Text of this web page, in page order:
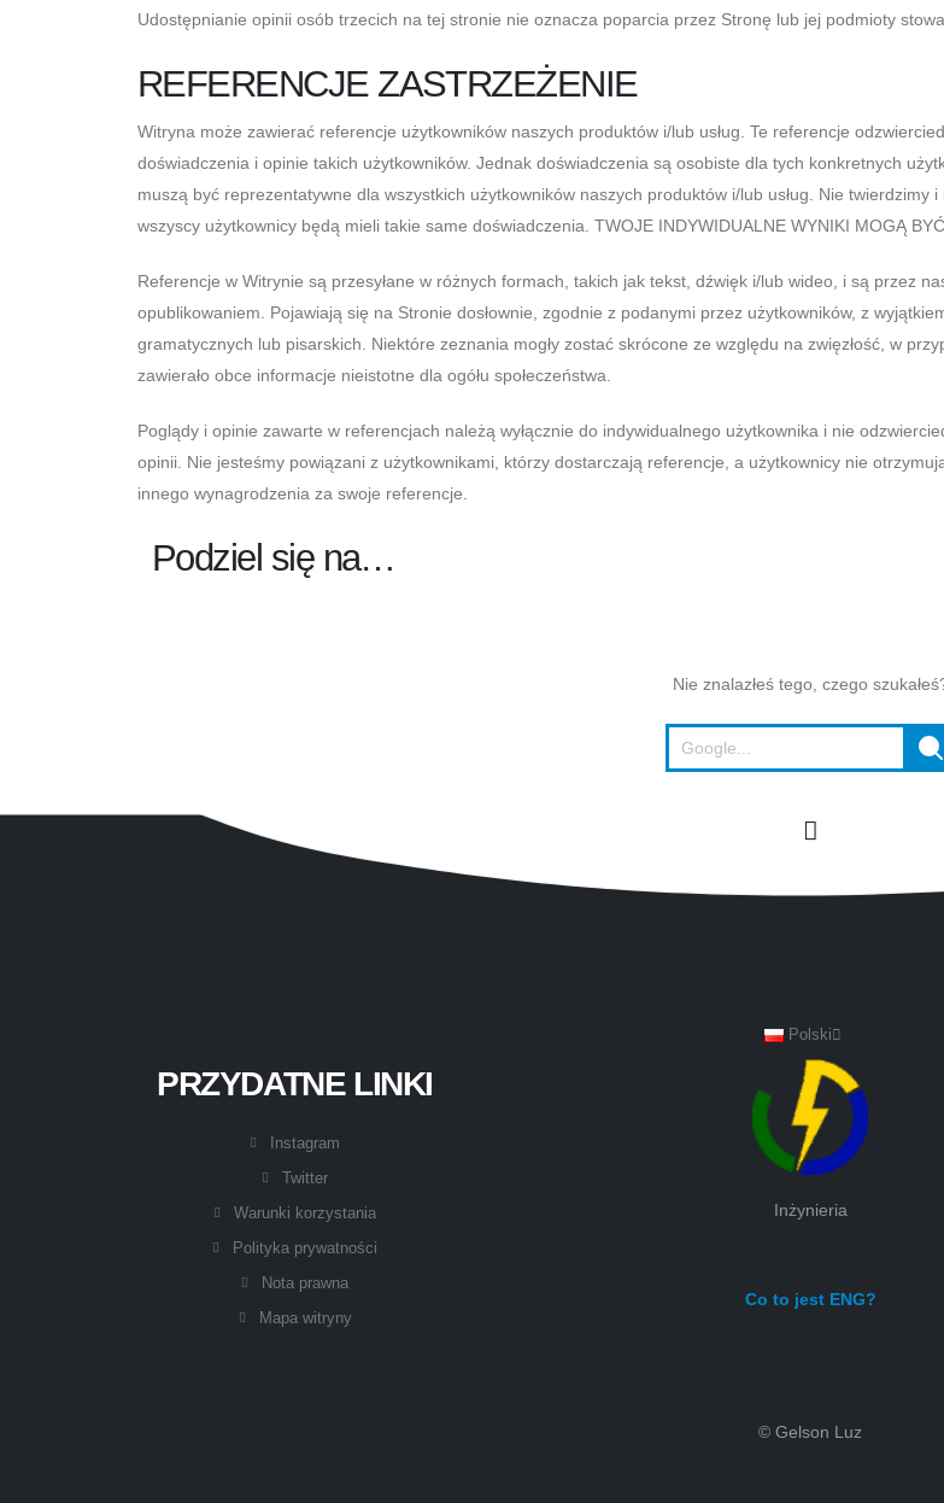
Udostępnianie opinii osób trzecich na tej stronie nie oznacza poparcia przez Stronę lub jej podmioty
REFERENCJE ZASTRZEŻENIE
Witryna może zawierać referencje użytkowników naszych produktów i/lub usług. Te referencje
doświadczenia i opinie takich użytkowników. Jednak doświadczenia są osobiste dla tych konkretnych
muszą być reprezentatywne dla wszystkich użytkowników naszych produktów i/lub usług. Nie twierdzimy i
wszyscy użytkownicy będą mieli takie same doświadczenia. TWOJE INDYWIDUALNE WYNIKI MOGĄ
Referencje w Witrynie są przesyłane w różnych formach, takich jak tekst, dźwięk i/lub wideo, i są przez
opublikowaniem. Pojawiają się na Stronie dosłownie, zgodnie z podanymi przez użytkowników, z
gramatycznych lub pisarskich. Niektóre zeznania mogły zostać skrócone ze względu na zwięzłość, w
zawierało obce informacje nieistotne dla ogółu społeczeństwa.
Poglądy i opinie zawarte w referencjach należą wyłącznie do indywidualnego użytkownika i nie
opinii. Nie jesteśmy powiązani z użytkownikami, którzy dostarczają referencje, a użytkownicy nie
innego wynagrodzenia za swoje referencje.
Podziel się na…
Nie znalazłeś tego, czego
Polski
PRZYDATNE LINKI
Instagram
Twitter
Warunki korzystania
Polityka prywatności
Nota prawna
Mapa witryny
Inżynieria
Co to jest ENG?
© Gelson Luz